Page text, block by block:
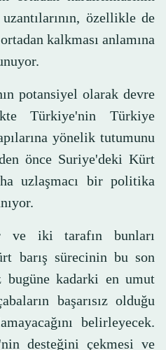
özellikle de
kalkması anlamına
potansiyel olarak devre
Türkiye'nin Türkiye
yönelik tutumunu
önce Suriye'deki Kürt
uzlaşmacı bir politika
ve iki tarafın bunları
barış sürecinin bu son
bugüne kadarki en umut
başarısız olduğu
belirleyecek.
desteğini çekmesi ve